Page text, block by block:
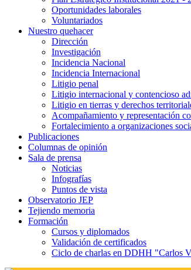
Oportunidades laborales
Voluntariados
Nuestro quehacer
Dirección
Investigación
Incidencia Nacional
Incidencia Internacional
Litigio penal
Litigio internacional y contencioso
Litigio en tierras y derechos
Acompañamiento y representación
Fortalecimiento a organizaciones
Publicaciones
Columnas de opinión
Sala de prensa
Noticias
Infografías
Puntos de vista
Observatorio JEP
Tejiendo memoria
Formación
Cursos y diplomados
Validación de certificados
Ciclo de charlas en DDHH "Carlos